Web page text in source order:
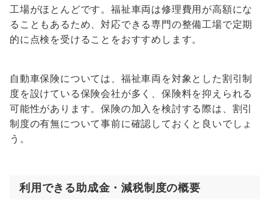
工場がほとんどです。福祉車両は修理費用が高額にな
ることもあるため、対応できる専門の整備工場で定期
的に点検を受けることをおすすめします。
自動車保険については、福祉車両を対象とした割引制
度を設けている保険会社が多く、保険料を抑えられる
可能性があります。保険の加入を検討する際は、割引
制度の有無について事前に確認しておくと良いでしょ
う。
利用できる助成金・減税制度の概要